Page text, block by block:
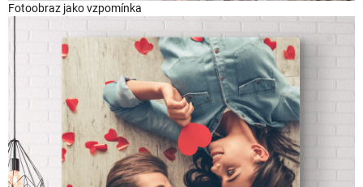
Fotoobraz jako vzpomínka